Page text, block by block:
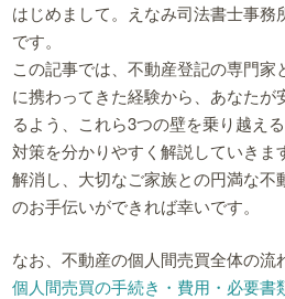
はじめまして。えなみ司法書士事務
です。
この記事では、不動産登記の専門家
に携わってきた経験から、あなたが
るよう、これら3つの壁を乗り越え
対策を分かりやすく解説していきま
解消し、大切なご家族との円満な不
のお手伝いができれば幸いです。
なお、不動産の個人間売買全体の流
個人間売買の手続き・費用・必要書